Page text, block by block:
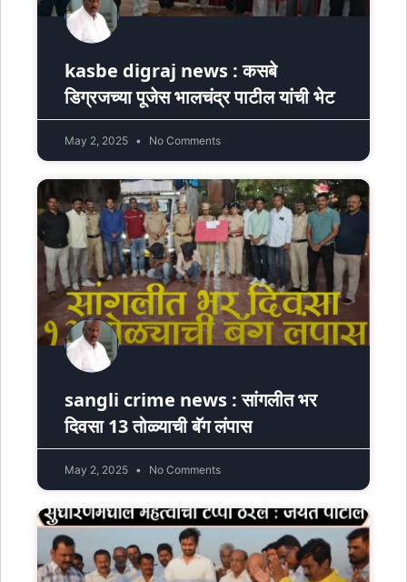
kasbe digraj news : कसबे
डिग्रजच्या पूजेस भालचंद्र पाटील यांची भेट
May 2, 2025 No Comments
sangli crime news : सांगलीत भर
दिवसा 13 तोळ्याची बॅग लंपास
May 2, 2025 No Comments